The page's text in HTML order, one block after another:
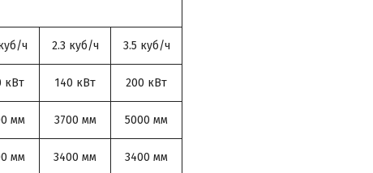
ч 2.3 куб/ч 3.5 куб/ч
кВт 140 кВт 200 кВт
мм 3700 мм 5000 мм
мм 3400 мм 3400 мм